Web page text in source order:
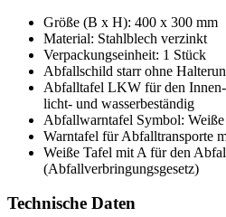
Größe (B x H): 400 x 300 mm
Material: Stahlblech verzinkt
Verpackungseinheit: 1 Stück
Abfallschild starr ohne
Abfalltafel LKW für den
licht- und wasserbeständig
Abfallwarntafel Symbol:
Warntafel für Abfalltransporte
Weiße Tafel mit A für den
(Abfallverbringungsgesetz)
Technische Daten